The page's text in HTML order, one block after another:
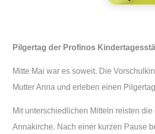
Pilgertag der Profinos
Mitte Mai war es soweit. Die
Mutter Anna und erleben einen
Mit unterschiedlichen Mitteln reisten
Annakirche. Nach einer kurzen Pause